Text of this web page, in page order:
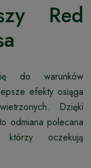
Red
do warunków
efekty osiąga
Dzięki
odmiana polecana
którzy oczekują